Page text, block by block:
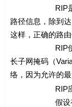
RIP是距离矢
路径信息，除到
这样，正确的路
RIP使用非常
长子网掩码（
络，因为允许的
RIP应用于OSI
假设有如下图